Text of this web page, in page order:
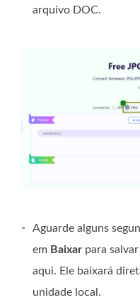
arquivo DOC.
-
Aguarde alguns
em Baixar para
aqui. Ele baixará
unidade local.